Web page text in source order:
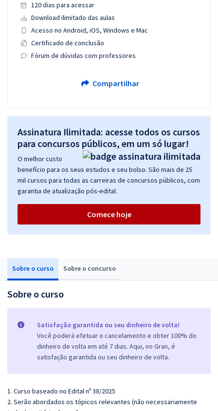
Sobre o curso Sobre o concurso
Sobre o curso
Satisfação garantida ou seu dinheiro de volta!
Você poderá efetuar o cancelamento e obter 100% do
dinheiro de volta em até 7 dias. Aqui, no Gran, é
satisfação garantida ou seu dinheiro de volta.
1. Curso baseado no Edital nº 38/2025
2. Serão abordados os tópicos relevantes (não necessariamente
120 dias para acessar
Download ilimitado das aulas
Acesso no Android, iOS, Windows e Mac
Certificado de conclusão
Fórum de dúvidas com professores
Compartilhar
Assinatura Ilimitada: acesse todos os cursos
para concursos públicos, em um só lugar!
O melhor custo
benefício para os seus estudos e seu bolso. São mais de 25
mil cursos para todas as carreiras de concursos públicos, com
garantia de atualização pós-edital.
Comece hoje